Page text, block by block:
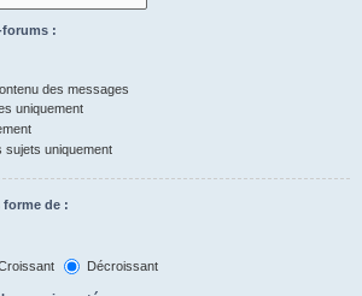
forums :
des messages
uniquement
sujets uniquement
de :
Décroissant